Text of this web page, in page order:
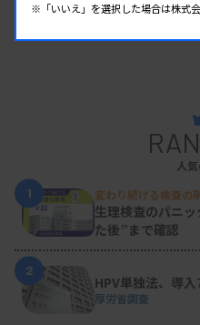
人
1
変わり続ける検査
生理検査のパニ
た後”まで確認
2
HPV単独法、導
厚労省調査
※「いいえ」を選択した場合は株式